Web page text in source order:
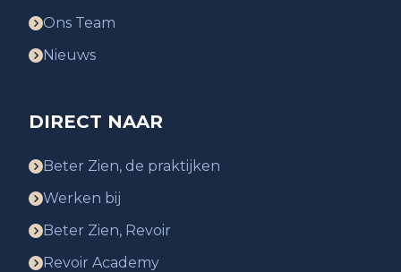
Ons Team
Nieuws
DIRECT NAAR
Beter Zien, de praktijken
Werken bij
Beter Zien, Revoir
Revoir Academy